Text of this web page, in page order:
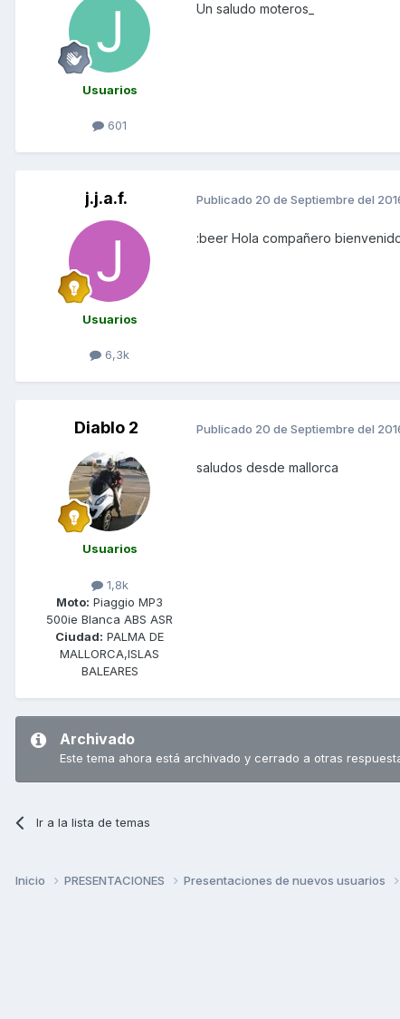
Usuarios
601
Un saludo moteros_
j.j.a.f.
Usuarios
6,3k
Publicado 20 de Septiembre del
:beer Hola compañero
Diablo 2
Usuarios
1,8k
Moto: Piaggio MP3
500ie Blanca ABS ASR
Ciudad: PALMA DE
MALLORCA,ISLAS
BALEARES
Publicado 20 de Septiembre del
saludos desde mallorca
Archivado
Este tema ahora está archivado y cerrado a otras
Ir a la lista de temas
Inicio PRESENTACIONES Presentaciones de nuevos usuarios